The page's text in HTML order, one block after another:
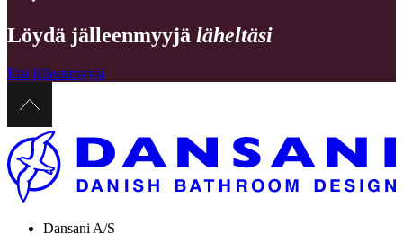
Löydä jälleenmyyjä läheltäsi
Etsi jälleenmyyjä
Dansani A/S